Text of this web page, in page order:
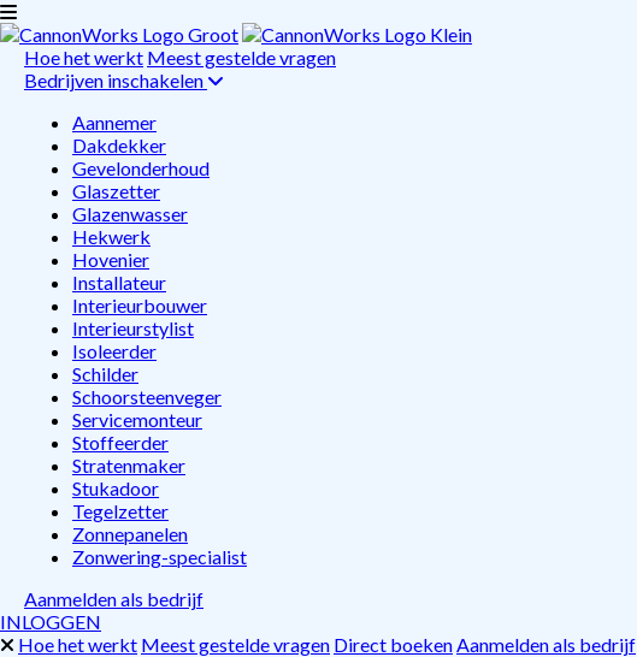
Hoe het werkt Meest gestelde vragen
Bedrijven inschakelen
Aannemer
Dakdekker
Gevelonderhoud
Glaszetter
Glazenwasser
Hekwerk
Hovenier
Installateur
Interieurbouwer
Interieurstylist
Isoleerder
Schilder
Schoorsteenveger
Servicemonteur
Stoffeerder
Stratenmaker
Stukadoor
Tegelzetter
Zonnepanelen
Zonwering-specialist
Aanmelden als bedrijf
INLOGGEN
Hoe het werkt Meest gestelde vragen Direct boekenAanmelden als bedrijf